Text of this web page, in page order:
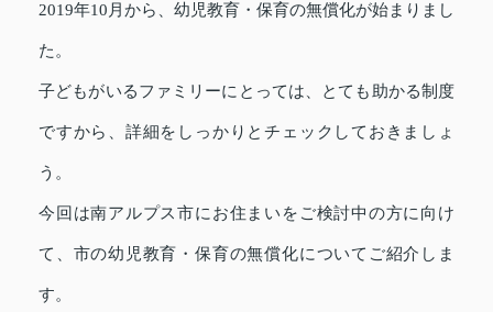
2019年10月から、幼児教育・保育の無償化が始まりまし
た。
子どもがいるファミリーにとっては、とても助かる制度
ですから、詳細をしっかりとチェックしておきましょ
う。
今回は南アルプス市にお住まいをご検討中の方に向け
て、市の幼児教育・保育の無償化についてご紹介しま
す。